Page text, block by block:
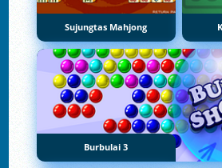
Sujungtas Mahjong
Burbulai 3